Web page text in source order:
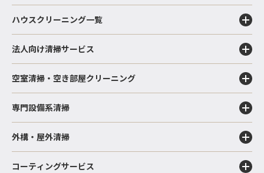
ハウスクリーニング一覧
法人向け清掃サービス
空室清掃・空き部屋クリーニング
専門設備系清掃
外構・屋外清掃
コーティングサービス